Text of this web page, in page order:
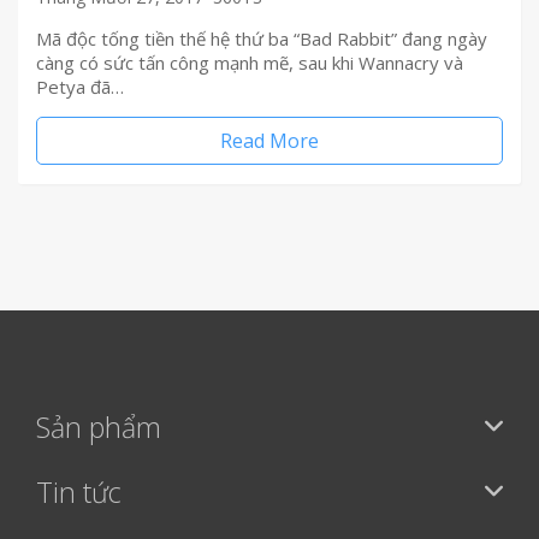
Mã độc tống tiền thế hệ thứ ba “Bad Rabbit” đang ngày
càng có sức tấn công mạnh mẽ, sau khi Wannacry và
Petya đã…
Read More
Sản phẩm
Tin tức